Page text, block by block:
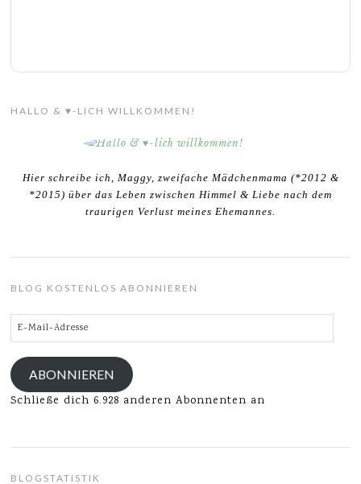
HALLO & ♥-LICH WILLKOMMEN!
Hier schreibe ich, Maggy, zweifache Mädchenmama (*2012 &
*2015) über das Leben zwischen Himmel & Liebe nach dem
traurigen Verlust meines Ehemannes.
BLOG KOSTENLOS ABONNIEREN
E-
Mail-
Adresse
ABONNIEREN
Schließe dich 6.928 anderen Abonnenten an
BLOGSTATISTIK